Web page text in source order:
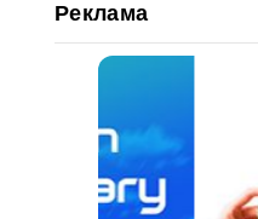
Реклама